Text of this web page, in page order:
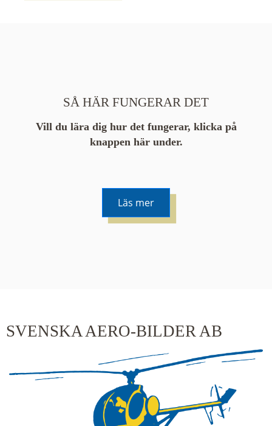
SÅ HÄR FUNGERAR DET
Vill du lära dig hur det fungerar, klicka på
knappen här under.
Läs mer
SVENSKA AERO-BILDER AB